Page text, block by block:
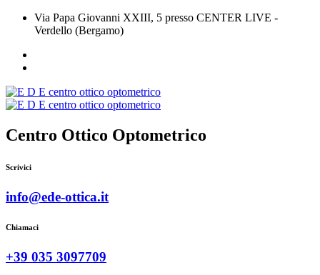
Via Papa Giovanni XXIII, 5 presso CENTER LIVE -
Verdello (Bergamo)
Centro Ottico Optometrico
Scrivici
info@ede-ottica.it
Chiamaci
+39 035 3097709